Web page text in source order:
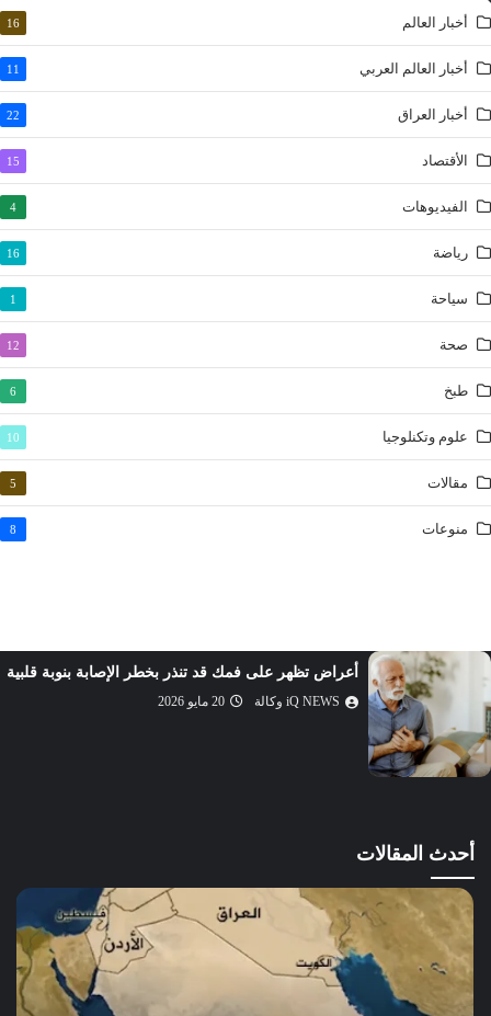
الغاشية
الفجر
البلد
الشمس
الليل
التين
القدر
البينة
التكاثر
العصر
الماعون
الكوثر
الكافرون
النصر
المسد
الفلق
الناس
أخبار العالم 16
أخبار العالم العربي 11
أخبار العراق 22
الأقتصاد 15
الفيديوهات 4
رياضة 16
سياحة 1
صحة 12
طبخ 6
علوم وتكنلوجيا 10
مقالات 5
منوعات 8
أرباح سامسونغ للإلكترونيات الفصلية تقفز بأكثر من 5
أضعاف
أحدث المقالات